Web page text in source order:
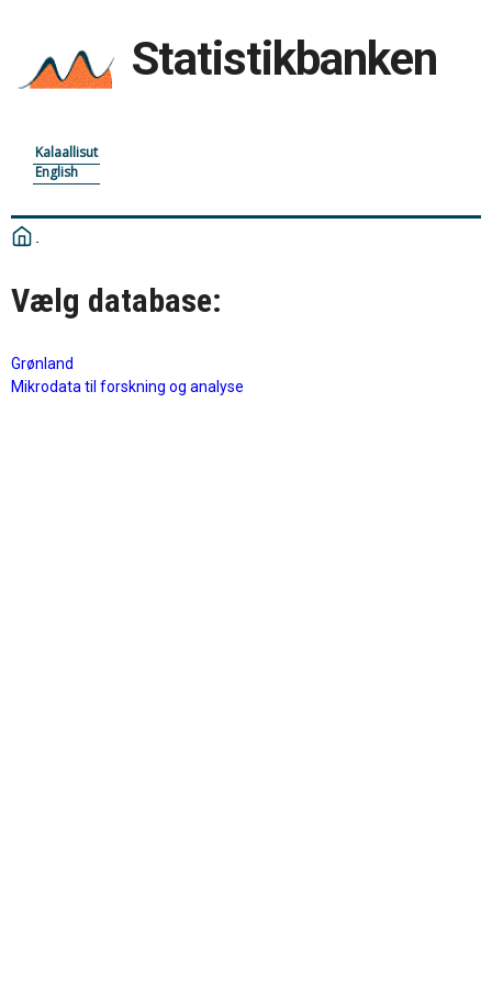
Statistikbanken
Kalaallisut
English
Vælg database:
Grønland
Mikrodata til forskning og analyse